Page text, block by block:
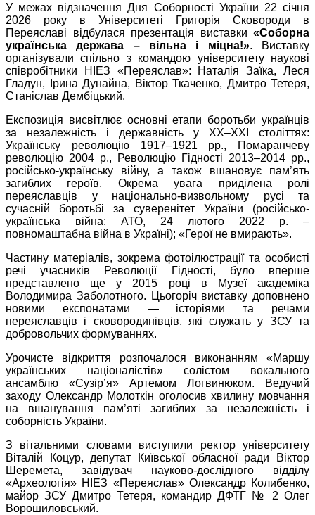
У межах відзначення Дня Соборності України 22 січня
2026 року в Університеті Григорія Сковороди в
Переяславі відбулася презентація виставки «Соборна
українська держава – вільна і міцна!». Виставку
організували спільно з командою університету наукові
співробітники НІЕЗ «Переяслав»: Наталія Заїка, Леся
Гладун, Ірина Дунайна, Віктор Ткаченко, Дмитро Тетеря,
Станіслав Дембіцький.
Експозиція висвітлює основні етапи боротьби українців
за незалежність і державність у ХХ–ХХІ століттях:
Українську революцію 1917–1921 рр., Помаранчеву
революцію 2004 р., Революцію Гідності 2013–2014 рр.,
російсько-українську війну, а також вшановує пам’ять
загиблих героїв. Окрема увага приділена ролі
переяславців у національно-визвольному русі та
сучасній боротьбі за суверенітет України (російсько-
українська війна: АТО, 24 лютого 2022 р. –
повномаштабна війна в Україні); «Герої не вмирають».
Частину матеріалів, зокрема фотоілюстрації та особисті
речі учасників Революції Гідності, було вперше
представлено ще у 2015 році в Музеї академіка
Володимира Заболотного. Цьогоріч виставку доповнено
новими експонатами — історіями та речами
переяславців і сковородинівців, які служать у ЗСУ та
добровольчих формуваннях.
Урочисте відкриття розпочалося виконанням «Маршу
українських націоналістів» солістом вокального
ансамблю «Сузір’я» Артемом Логвинюком. Ведучий
заходу Олександр Молоткін оголосив хвилину мовчання
на вшанування пам’яті загиблих за незалежність і
соборність України.
З вітальними словами виступили ректор університету
Віталій Коцур, депутат Київської обласної ради Віктор
Шеремета, завідувач науково-дослідного відділу
«Археологія» НІЕЗ «Переяслав» Олександр Колибенко,
майор ЗСУ Дмитро Тетеря, командир ДФТГ № 2 Олег
Ворошиловський.